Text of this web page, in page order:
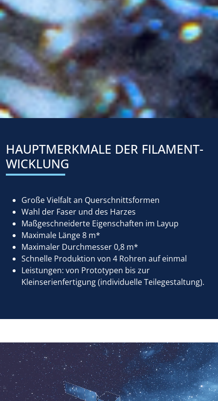
HAUPTMERKMALE DER FILAMENT-
WICKLUNG
Große Vielfalt an Querschnittsformen
Wahl der Faser und des Harzes
Maßgeschneiderte Eigenschaften im Layup
Maximale Länge 8 m*
Maximaler Durchmesser 0,8 m*
Schnelle Produktion von 4 Rohren auf einmal
Leistungen: von Prototypen bis zur
Kleinserienfertigung (individuelle Teilegestaltung).